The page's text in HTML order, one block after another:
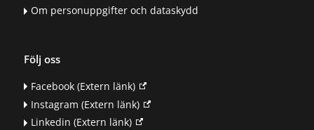
Om personuppgifter och dataskydd
Följ oss
Facebook(Extern länk)
Instagram (Extern länk)
Linkedin (Extern länk)